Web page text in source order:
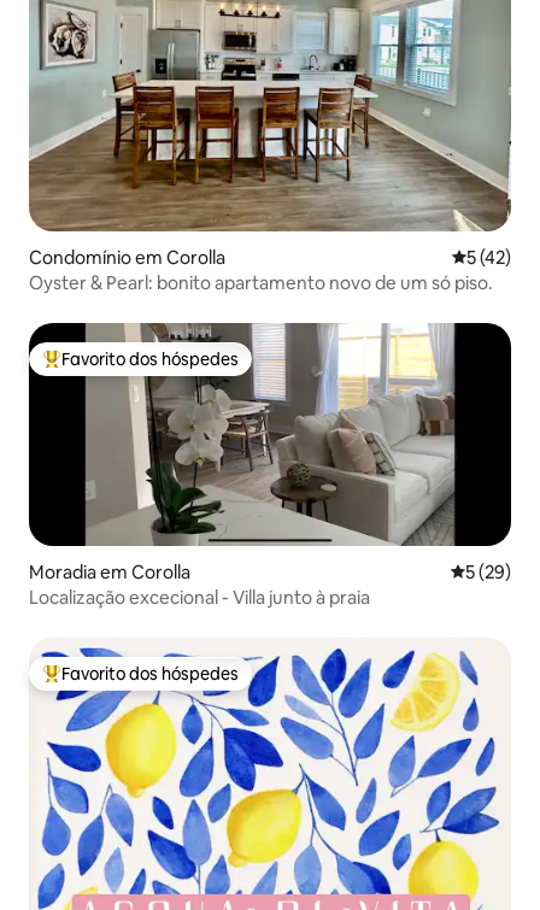
Condomínio em Corolla
5 (42)
Oyster & Pearl: bonito apartamento novo de um só piso.
Favoritos dos hóspedes mais apreciados
Favorito dos hóspedes
Moradia em Corolla
5 (29)
Localização excecional - Villa junto à praia
Favoritos dos hóspedes mais apreciados
Favorito dos hóspedes